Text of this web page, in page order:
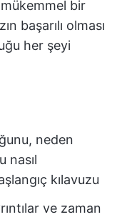
bir
başarılı olması
her şeyi
neden
nasıl
kılavuzu
ve zaman